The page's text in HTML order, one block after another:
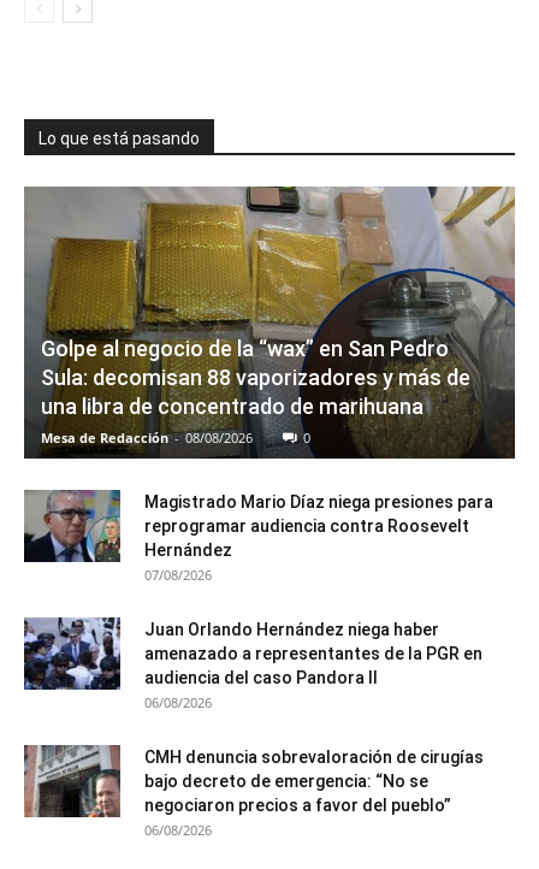
Lo que está pasando
Golpe al negocio de la “wax” en San Pedro
Sula: decomisan 88 vaporizadores y más de
una libra de concentrado de marihuana
Mesa de Redacción - 08/08/2026 0
Magistrado Mario Díaz niega presiones para
reprogramar audiencia contra Roosevelt
Hernández
07/08/2026
Juan Orlando Hernández niega haber
amenazado a representantes de la PGR en
audiencia del caso Pandora II
06/08/2026
CMH denuncia sobrevaloración de cirugías
bajo decreto de emergencia: “No se
negociaron precios a favor del pueblo”
06/08/2026